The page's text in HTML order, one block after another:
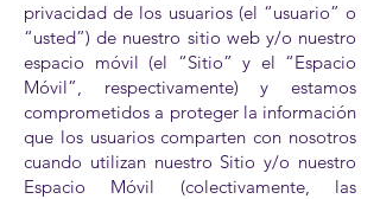
privacidad de los usuarios (el “usuario” o
“usted”) de nuestro sitio web y/o nuestro
espacio móvil (el “Sitio” y el “Espacio
Móvil”, respectivamente) y estamos
comprometidos a proteger la información
que los usuarios comparten con nosotros
cuando utilizan nuestro Sitio y/o nuestro
Espacio Móvil (colectivamente, las